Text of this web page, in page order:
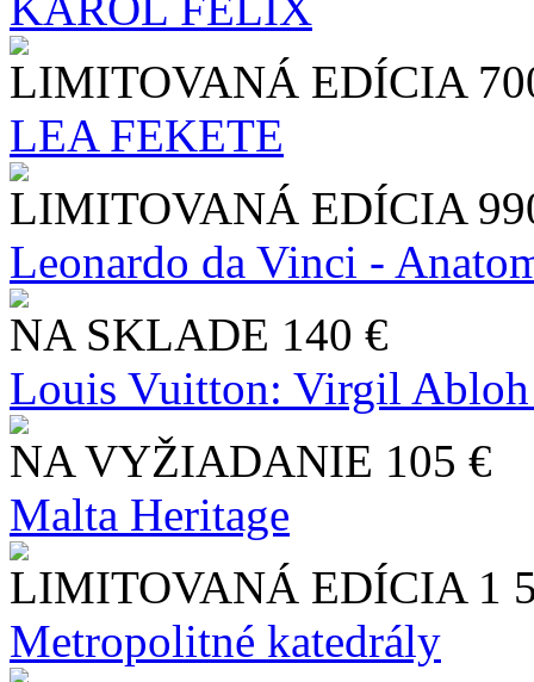
LIMITOVANÁ EDÍCIA
LEA FEKETE
LIMITOVANÁ EDÍCIA
Leonardo da Vinci -
NA SKLADE 140 €
Louis Vuitton: Virgil
NA VYŽIADANIE 105 €
Malta Heritage
LIMITOVANÁ EDÍCIA 1
Metropolitné katedrály